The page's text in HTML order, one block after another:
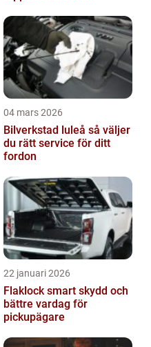
04 mars 2026
Bilverkstad luleå så väljer
du rätt service för ditt
fordon
22 januari 2026
Flaklock smart skydd och
bättre vardag för
pickupägare